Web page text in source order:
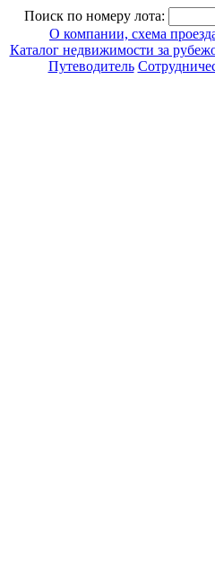
Поиск по номеру лота:
О компании, схема
Каталог недвижимости за
Путеводитель